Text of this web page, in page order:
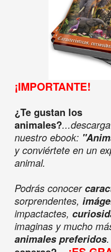
¡IMPORTANTE!
¿Te gustan los
animales?...descarga
nuestro ebook:
y conviértete en un
animal.
Podrás conocer
sorprendentes,
impactactes,
imaginas y mucho
animales preferidos.